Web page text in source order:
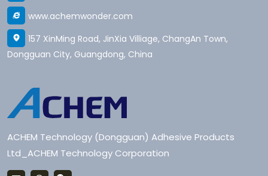
www.achemwonder.com
157 XinMing Road, JinXia Villiage, ChangAn Town,
Dongguan City, Guangdong, China
ACHEM Technology (Dongguan) Adhesive Products
Ltd_ACHEM Technology Corporation